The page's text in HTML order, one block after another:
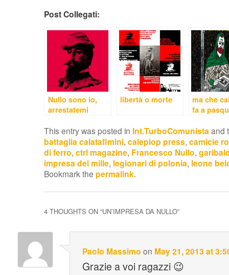
Post Collegati:
Nullo sono io,
arrestatemi
libertà o morte
ma che
fa a
This entry was posted in Int.TurboComunista and
battaglia calatafimini, calepiop press, camicie
di ferro, ctrl magazine, Francesco Nullo,
impresa dei mille, legionari di polonia, leone
Bookmark the permalink.
4 THOUGHTS ON “UN’IMPRESA DA NULLO”
Paolo Massimo on May 21, 2013 at
Grazie a voi ragazzi 😉